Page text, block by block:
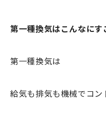
第一種換気はこんなにす
第一種換気は
給気も排気も機械でコン